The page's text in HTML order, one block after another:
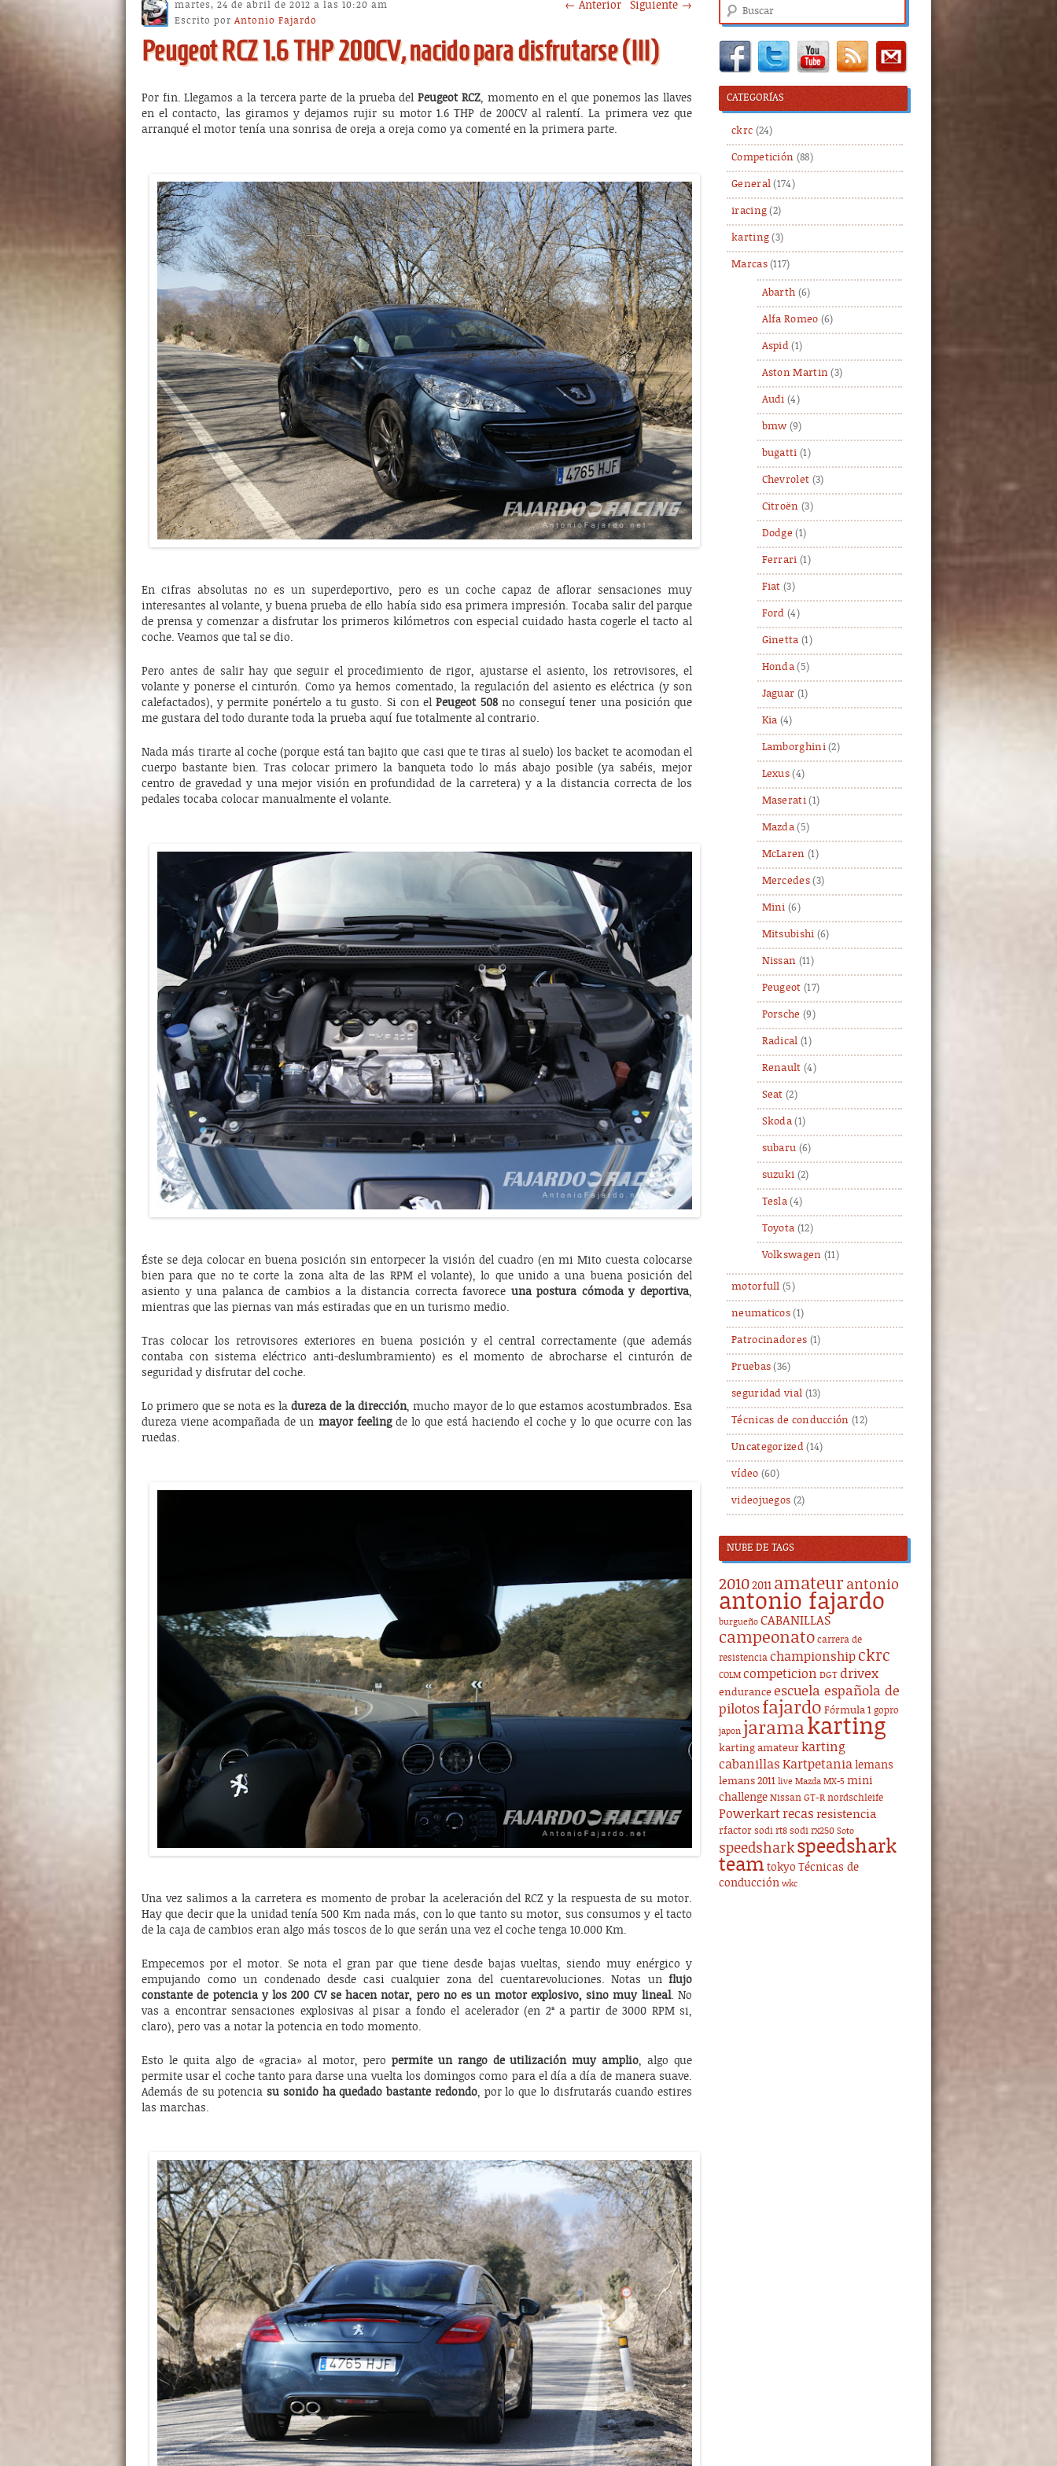
← Anterior Siguiente →
Peugeot RCZ 1.6 THP 200CV, nacido para disfrutarse (III)
martes, 24 de abril de 2012 a las 10:20 am
Escrito por Antonio Fajardo
Por fin. Llegamos a la tercera parte de la prueba delPeugeot RCZ, momento en el que ponemos las llaves
en el contacto, las giramos y dejamos rujir su motor 1.6 THP de 200CV al ralentí. La primera vez que
arranqué el motor tenía una sonrisa de oreja a oreja como ya comenté en la primera parte.
En cifras absolutas no es un superdeportivo, pero es un coche capaz de aflorar sensaciones muy
interesantes al volante, y buena prueba de ello había sido esa primera impresión. Tocaba salir del parque
de prensa y comenzar a disfrutar los primeros kilómetros con especial cuidado hasta cogerle el tacto al
coche. Veamos que tal se dio.
Pero antes de salir hay que seguir el procedimiento de rigor, ajustarse el asiento, los retrovisores, el
volante y ponerse el cinturón. Como ya hemos comentado, la regulación del asiento es eléctrica (y son
calefactados), y permite ponértelo a tu gusto. Si con elPeugeot 508no conseguí tener una posición que
me gustara del todo durante toda la prueba aquí fue totalmente al contrario.
Nada más tirarte al coche (porque está tan bajito que casi que te tiras al suelo) los backet te acomodan el
cuerpo bastante bien. Tras colocar primero la banqueta todo lo más abajo posible (ya sabéis, mejor
centro de gravedad y una mejor visión en profundidad de la carretera) y a la distancia correcta de los
pedales tocaba colocar manualmente el volante.
Éste se deja colocar en buena posición sin entorpecer la visión del cuadro (en mi Mito cuesta colocarse
bien para que no te corte la zona alta de las RPM el volante), lo que unido a una buena posición del
asiento y una palanca de cambios a la distancia correcta favorece una postura cómoda y deportiva,
mientras que las piernas van más estiradas que en un turismo medio.
Tras colocar los retrovisores exteriores en buena posición y el central correctamente (que además
contaba con sistema eléctrico anti-deslumbramiento) es el momento de abrocharse el cinturón de
seguridad y disfrutar del coche.
Lo primero que se nota es ladureza de la dirección, mucho mayor de lo que estamos acostumbrados. Esa
dureza viene acompañada de un mayor feelingde lo que está haciendo el coche y lo que ocurre con las
ruedas.
Una vez salimos a la carretera es momento de probar la aceleración del RCZ y la respuesta de su motor.
Hay que decir que la unidad tenía 500 Km nada más, con lo que tanto su motor, sus consumos y el tacto
de la caja de cambios eran algo más toscos de lo que serán una vez el coche tenga 10.000 Km.
Empecemos por el motor. Se nota el gran par que tiene desde bajas vueltas, siendo muy enérgico y
empujando como un condenado desde casi cualquier zona del cuentarevoluciones. Notas un flujo
constante de potencia y los 200 CV se hacen notar, pero no es un motor explosivo, sino muy lineal. No
vas a encontrar sensaciones explosivas al pisar a fondo el acelerador (en 2ª a partir de 3000 RPM si,
claro), pero vas a notar la potencia en todo momento.
Esto le quita algo de «gracia» al motor, pero permite un rango de utilización muy amplio, algo que
permite usar el coche tanto para darse una vuelta los domingos como para el día a día de manera suave.
Además de su potencia su sonido ha quedado bastante redondo, por lo que lo disfrutarás cuando estires
las marchas.
Buscar
CATEGORÍAS
ckrc (24)
Competición (88)
General (174)
iracing (2)
karting (3)
Marcas(117)
Abarth (6)
Alfa Romeo (6)
Aspid (1)
Aston Martin (3)
Audi (4)
bmw (9)
bugatti (1)
Chevrolet (3)
Citroën (3)
Dodge (1)
Ferrari (1)
Fiat (3)
Ford (4)
Ginetta (1)
Honda (5)
Jaguar (1)
Kia (4)
Lamborghini(2)
Lexus (4)
Maserati(1)
Mazda (5)
McLaren (1)
Mercedes(3)
Mini (6)
Mitsubishi (6)
Nissan (11)
Peugeot (17)
Porsche (9)
Radical (1)
Renault (4)
Seat (2)
Skoda (1)
subaru (6)
suzuki (2)
Tesla (4)
Toyota (12)
Volkswagen (11)
motorfull (5)
neumaticos (1)
Patrocinadores (1)
Pruebas (36)
seguridad vial (13)
Técnicas de conducción (12)
Uncategorized(14)
vídeo (60)
videojuegos (2)
NUBE DE TAGS
20102011 amateur antonio
antonio fajardo
burgueño CABANILLAS
campeonato carrera de
resistencia championship ckrc
COLM competicion DGT drivex
endurance escuela española de
pilotos fajardo Fórmula 1 gopro
japon jaramakarting
karting amateur karting
cabanillas Kartpetanialemans
lemans 2011 live Mazda MX-5 mini
challenge Nissan GT-R nordschleife
Powerkart recas resistencia
rfactor sodi rt8 sodi rx250 Soto
speedshark speedshark
team tokyo Técnicas de
conducción wkc